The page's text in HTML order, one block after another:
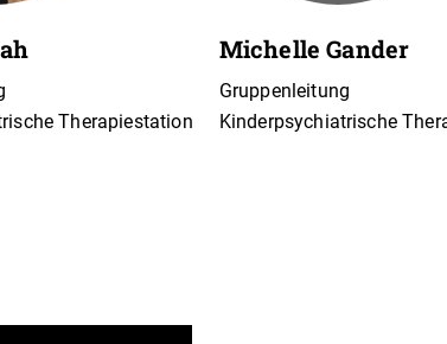
Therapiestation
Michelle Gander
Gruppenleitung
Kinderpsychiatrische